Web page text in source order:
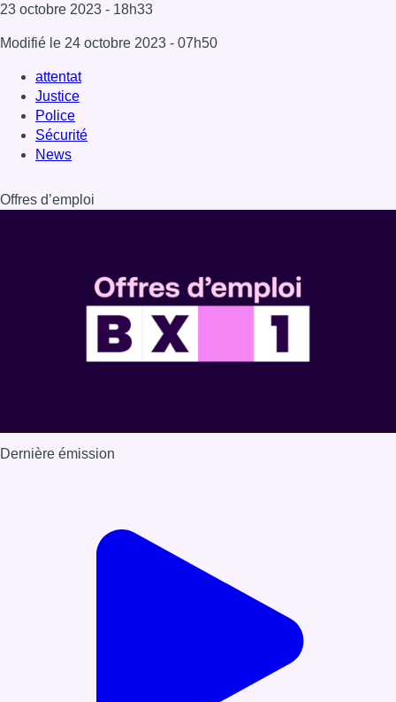
23 octobre 2023 - 18h33
Modifié le 24 octobre 2023 - 07h50
attentat
Justice
Police
Sécurité
News
Offres d’emploi
Dernière émission